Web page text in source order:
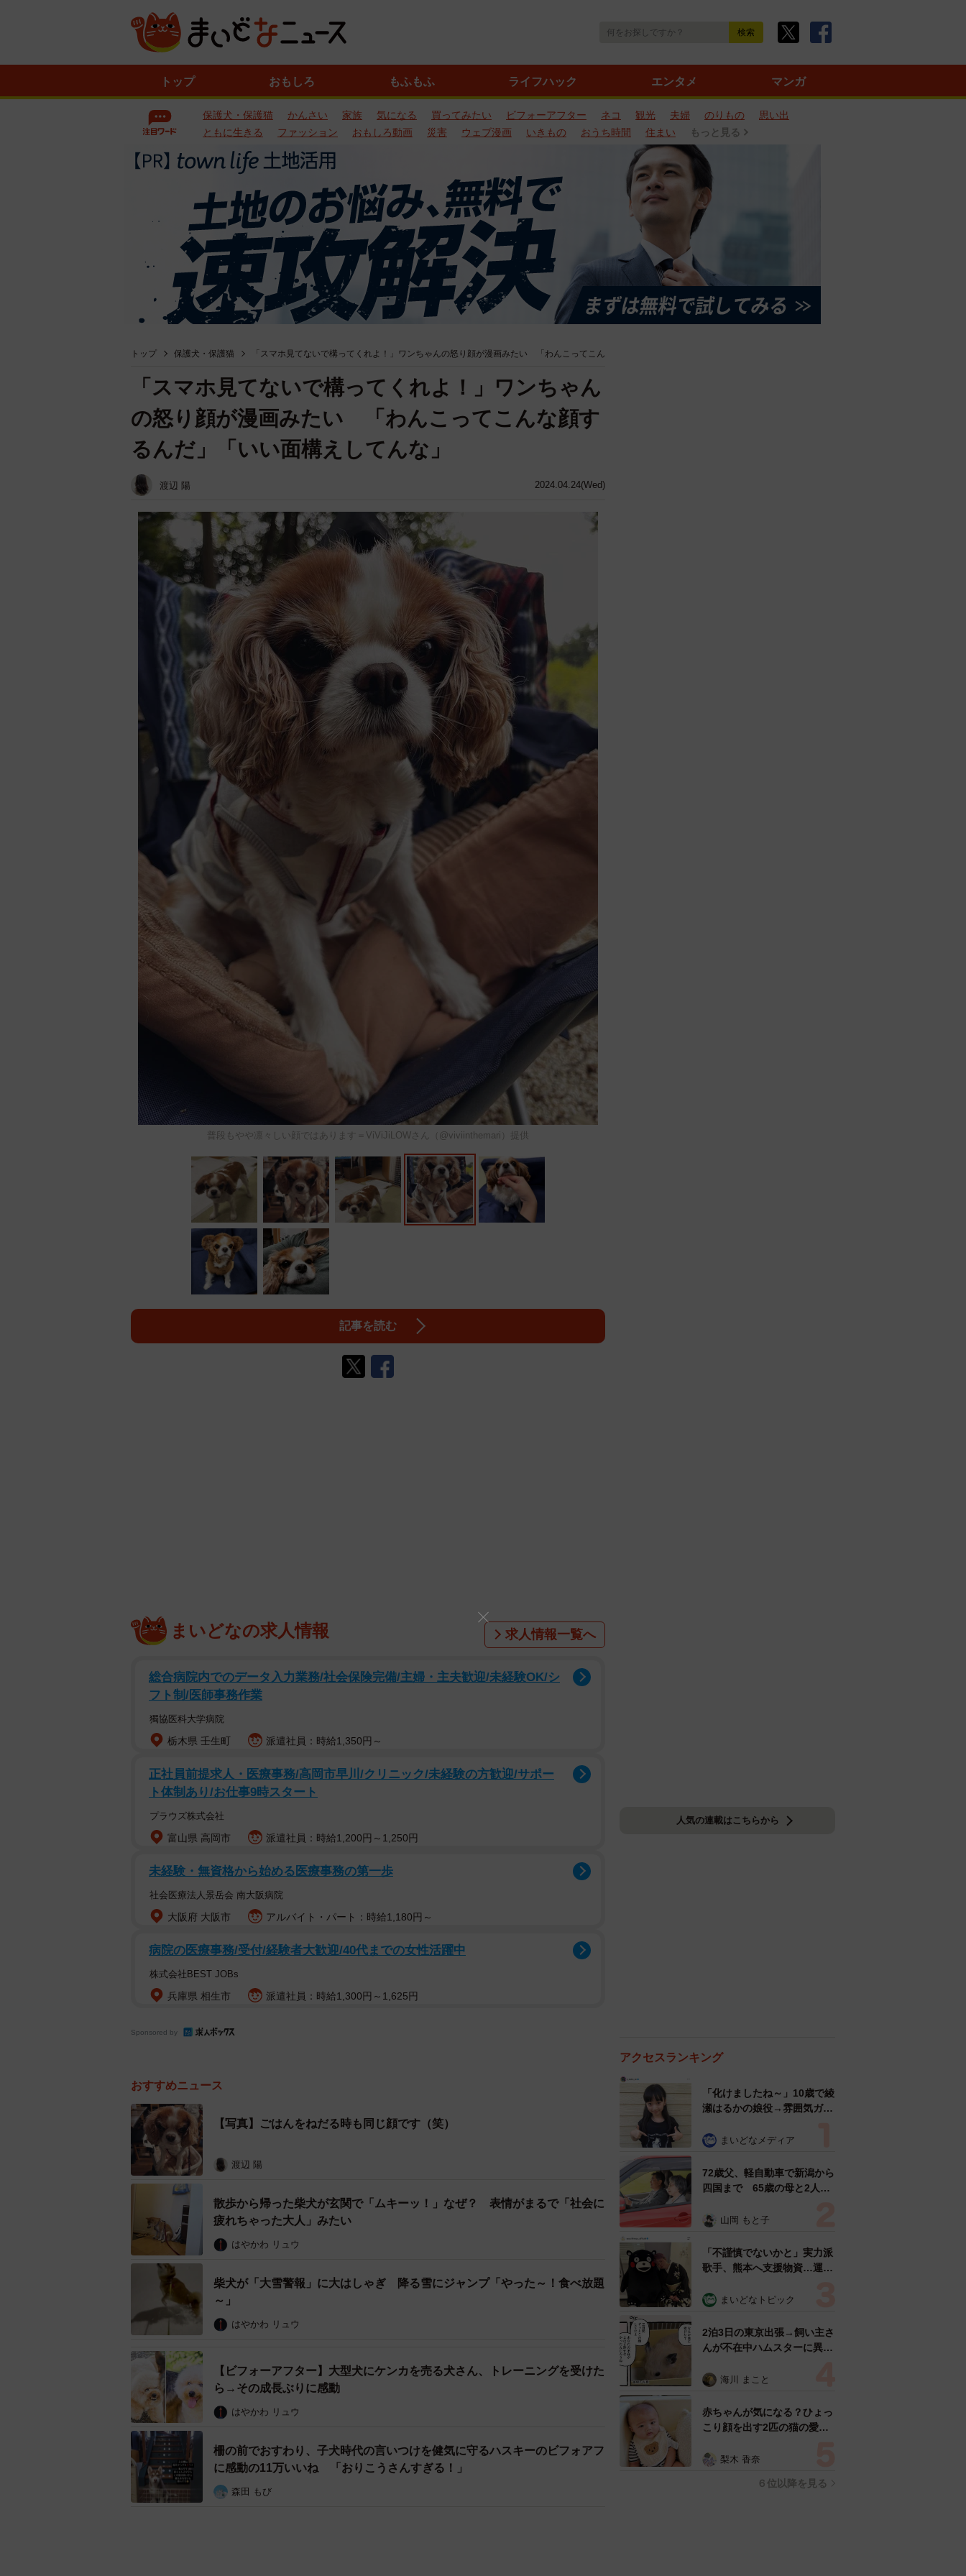
トップ おもしろ もふもふ ライフハック エンタメ マンガ
保護犬・保護猫 かんさい 家族 気になる 買ってみたい ビフォーアフター ネコ 観光 夫婦 のりもの
思い出
ともに生きる
ファッション おもしろ動画 災害 ウェブ漫画 いきもの おうち時間 住まい もっと見る
トップ 保護犬・保護猫 「スマホ見てないで構ってくれよ！」ワンちゃんの怒り顔が漫画みたい 「わんこってこん
2024.04.24(Wed)
「スマホ見てないで構ってくれよ！」ワンちゃん
の怒り顔が漫画みたい 「わんこってこんな顔す
るんだ」「いい面構えしてんな」
渡辺 陽
普段もやや凛々しい顔ではあります＝ViViJiLOWさん（@viviinthemari）提供
記事を読む
まいどなの求人情報 求人情報一覧へ
総合病院内でのデータ入力業務/社会保険完備/主婦・主夫歓迎/未経験OK/シ
フト制/医師事務作業
獨協医科大学病院
栃木県 壬生町 派遣社員：時給1,350円～
正社員前提求人・医療事務/高岡市早川/クリニック/未経験の方歓迎/サポー
ト体制あり/お仕事9時スタート
プラウズ株式会社
富山県 高岡市 派遣社員：時給1,200円～1,250円
未経験・無資格から始める医療事務の第一歩
社会医療法人景岳会 南大阪病院
大阪府 大阪市 アルバイト・パート：時給1,180円～
病院の医療事務/受付/経験者大歓迎/40代までの女性活躍中
株式会社BEST JOBs
兵庫県 相生市 派遣社員：時給1,300円～1,625円
Sponsored by
おすすめニュース
【写真】ごはんをねだる時も同じ顔です（笑）
渡辺 陽
散歩から帰った柴犬が玄関で「ムキーッ！」なぜ？ 表情がまるで「社会に
疲れちゃった大人」みたい
はやかわ リュウ
柴犬が「大雪警報」に大はしゃぎ 降る雪にジャンプ「やった～！食べ放題
～」
はやかわ リュウ
【ビフォーアフター】大型犬にケンカを売る犬さん、トレーニングを受けた
ら→その成長ぶりに感動
はやかわ リュウ
柵の前でおすわり、子犬時代の言いつけを健気に守るハスキーのビフォアフ
に感動の11万いいね 「おりこうさんすぎる！」
森田 もび
人気の連載はこちらから
アクセスランキング
「化けましたね～」10歳で綾
瀬はるかの娘役→雰囲気ガラ
雰囲気が」「宝塚に入れそ
まいどなメディア
72歳父、軽自動車で新潟から
四国まで 65歳の母と2人で
憩まで分刻み… 「大学生で
山岡 もと子
「不謹慎でないかと」実力派
歌手、熊本へ支援物資…運搬
めらい 「痛いほど伝わる」
まいどなトピック
2泊3日の東京出張→飼い主さ
んが不在中ハムスターに異
「急に老けた？」【漫画】
海川 まこと
赤ちゃんが気になる？ひょっ
こり顔を出す2匹の猫の愛ら
わいい構図あります？」「ベ
梨木 香奈
６位以降を見る